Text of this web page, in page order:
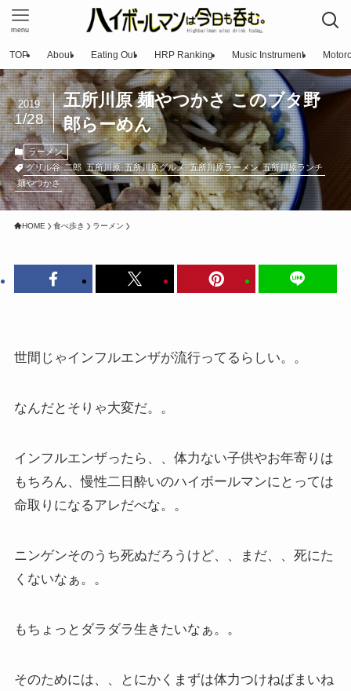
menu
TOP About Eating Out HRP Ranking Music Instrument
五所川原 麺やつかさ このブタ野
郎らーめん
2019
1/28
ラーメン
グリル谷 二郎 五所川原 五所川原グルメ 五所川原ラーメン 五所川原ランチ
麺やつかさ
HOME 食べ歩き ラーメン
世間じゃインフルエンザが流行ってるらしい。。
なんだとそりゃ大変だ。。
インフルエンザったら、、体力ない子供やお年寄りは
もちろん、慢性二日酔いのハイボールマンにとっては
命取りになるアレだべな。。
ニンゲンそのうち死ぬだろうけど、、まだ、、死にた
くないなぁ。。
もちょっとダラダラ生きたいなぁ。。
そのためには、、とにかくまずは体力つけねばまいね